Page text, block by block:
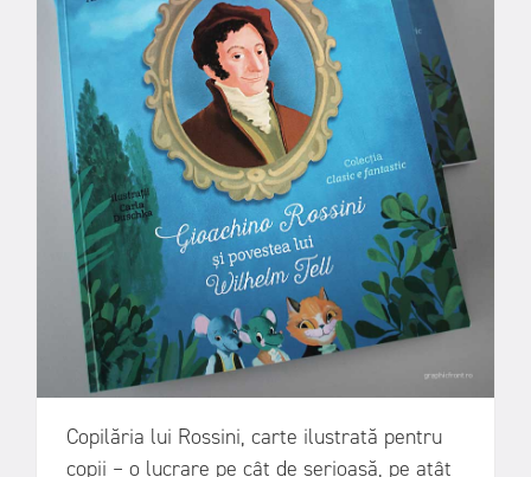
Copilăria lui Rossini, carte ilustrată pentru
copii – o lucrare pe cât de serioasă, pe atât